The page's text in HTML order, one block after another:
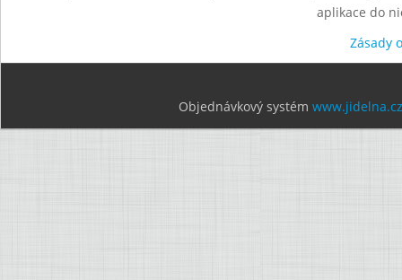
aplikace do
Zásady
Objednávkový systém www.jidelna.cz